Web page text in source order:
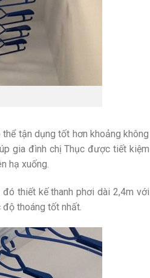
tận dụng tốt hơn khoảng không
gia đình chị Thục được tiết kiệm
hạ xuống.
thiết kế thanh phơi dài 2,4m với
thoáng tốt nhất.